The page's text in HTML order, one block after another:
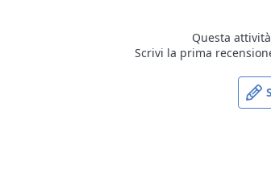
Camping Al Plan Dolomites offre due tipologie di
*Piazzola standard (60/70 m² in estate e 40/50
Entrambe le tipologie sono dotate di attacco
Questa
Scrivi la prima